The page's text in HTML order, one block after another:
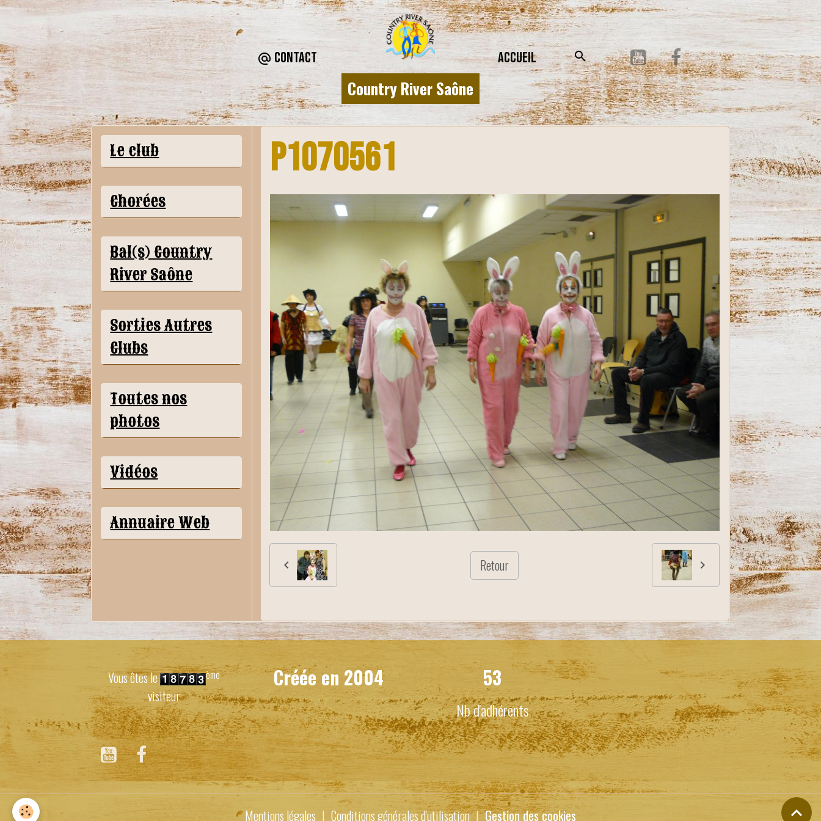
CONTACT
Country River Saône
Accueil
P1070561
Retour
Le club
Chorées
Bal(s) Country
River Saône
Sorties Autres
Clubs
Toutes nos
photos
Vidéos
Annuaire Web
Vous êtes le ème
visiteur
Créée en 2004 53
Nb d'adhérents
Mentions légales Conditions générales d'utilisation Gestion des cookies